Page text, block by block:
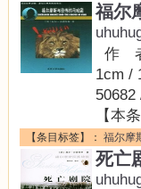
福尔
作
1cm /
【本
【条目标签】： 福尔摩
死亡